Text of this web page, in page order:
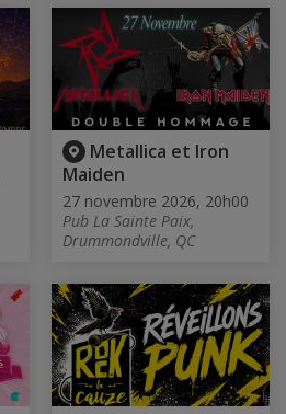
Metallica et Iron
Maiden
27 novembre 2026, 20h00
Pub La Sainte Paix,
Drummondville, QC